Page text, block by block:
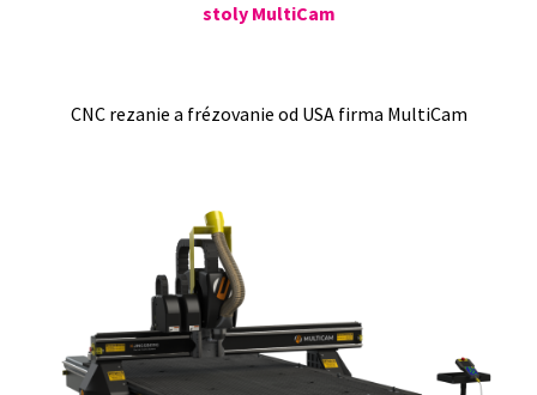
stoly MultiCam
CNC rezanie a frézovanie od USA firma MultiCam